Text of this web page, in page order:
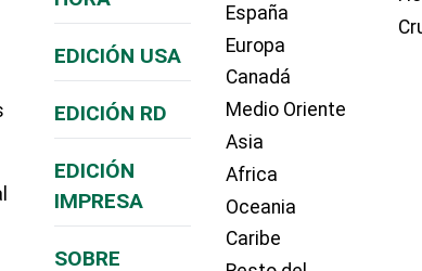
EDICIÓN USA
EDICIÓN RD
EDICIÓN
IMPRESA
SOBRE
España
Europa
Canadá
Medio Oriente
Asia
Africa
Oceania
Caribe